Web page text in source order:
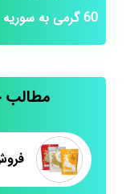
60 گرمی به سوریه
مطالب